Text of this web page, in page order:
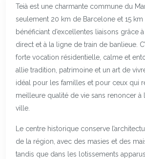
Teià est une charmante commune du
seulement 20 km de Barcelone et 15 km
bénéficiant d’excellentes liaisons grâce à
direct et à la ligne de train de banlieue.
forte vocation résidentielle, calme et
allie tradition, patrimoine et un art de
idéal pour les familles et pour ceux qui
meilleure qualité de vie sans renoncer à
ville.
Le centre historique conserve
de la région, avec des masies et des
tandis que dans les lotissements